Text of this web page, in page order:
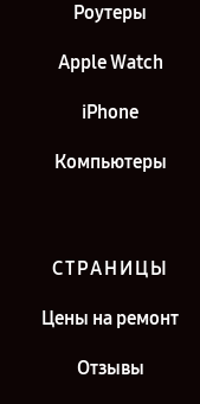
Роутеры
Apple Watch
iPhone
Компьютеры
СТРАНИЦЫ
Цены на ремонт
Отзывы